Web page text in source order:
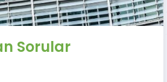
Sorular